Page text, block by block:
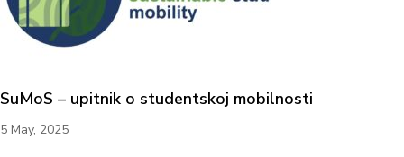
SuMoS – upitnik o studentskoj mobilnosti
5 May, 2025